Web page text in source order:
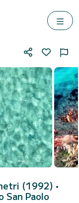
(1992) •
San Paolo